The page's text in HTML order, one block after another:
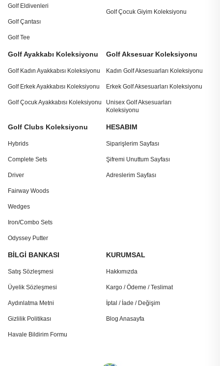
Golf Eldivenleri
Golf Çantası
Golf Tee
Golf Çocuk Giyim Koleksiyonu
Golf Ayakkabı Koleksiyonu
Golf Kadın Ayakkabısı Koleksiyonu
Golf Erkek Ayakkabısı Koleksiyonu
Golf Çocuk Ayakkabısı Koleksiyonu
Golf Aksesuar Koleksiyonu
Kadın Golf Aksesuarları Koleksiyonu
Erkek Golf Aksesuarları Koleksiyonu
Unisex Golf Aksesuarları
Koleksiyonu
Golf Clubs Koleksiyonu
Hybrids
Complete Sets
Driver
Fairway Woods
Wedges
Iron/Combo Sets
Odyssey Putter
HESABIM
Siparişlerim Sayfası
Şifremi Unuttum Sayfası
Adreslerim Sayfası
BİLGİ BANKASI
Satış Sözleşmesi
Üyelik Sözleşmesi
Aydınlatma Metni
Gizlilik Politikası
Havale Bildirim Formu
KURUMSAL
Hakkımızda
Kargo / Ödeme / Teslimat
İptal / İade / Değişim
Blog Anasayfa